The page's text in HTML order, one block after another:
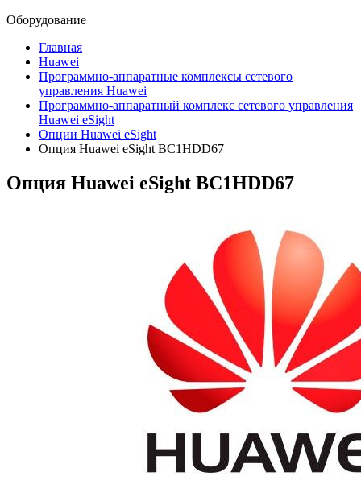
Оборудование
Главная
Huawei
Программно-аппаратные комплексы сетевого
управления Huawei
Программно-аппаратный комплекс сетевого управления
Huawei eSight
Опции Huawei eSight
Опция Huawei eSight BC1HDD67
Опция Huawei eSight BC1HDD67